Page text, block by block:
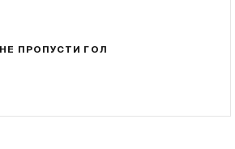
НЕ ПРОПУСТИ ГОЛ